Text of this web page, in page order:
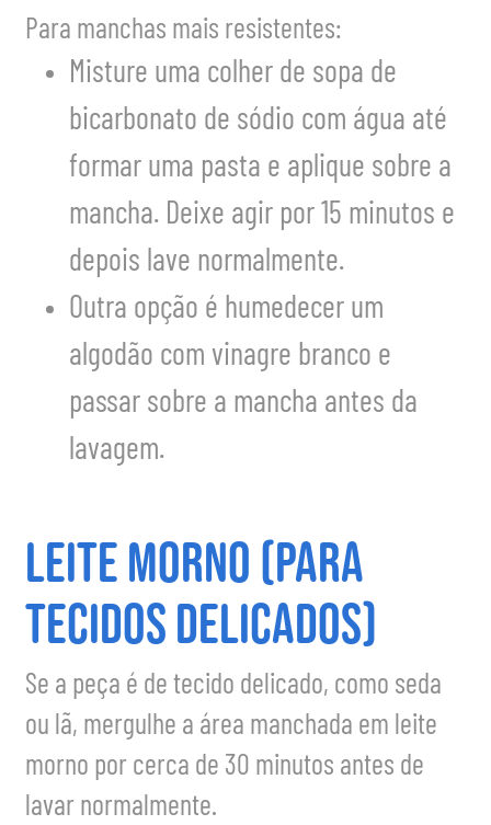
Para manchas mais resistentes:
Misture uma colher de sopa de
bicarbonato de sódio com água até
formar uma pasta e aplique sobre a
mancha. Deixe agir por 15 minutos e
depois lave normalmente.
Outra opção é humedecer um
algodão com vinagre branco e
passar sobre a mancha antes da
lavagem.
Leite Morno (Para
Tecidos Delicados)
Se a peça é de tecido delicado, como seda
ou lã, mergulhe a área manchada em leite
morno por cerca de 30 minutos antes de
lavar normalmente.